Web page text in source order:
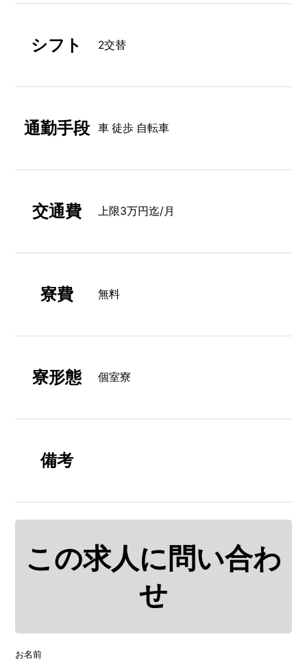
シフト 2交替
通勤手段 車 徒歩 自転車
交通費 上限3万円迄/月
寮費 無料
寮形態 個室寮
備考
この求人に問い合わ
せ
お名前